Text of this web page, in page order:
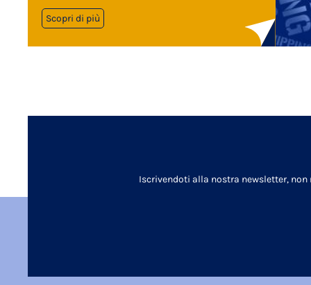
Scopri di più
Iscrivendoti alla nostra newsletter,